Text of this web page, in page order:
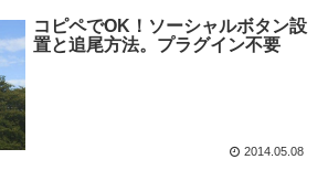
コピペでOK！ソーシャルボタン設
置と追尾方法。プラグイン不要
2014.05.08